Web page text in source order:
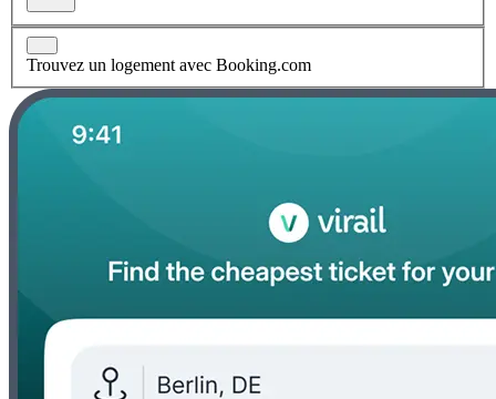
Trouvez un logement avec Booking.com